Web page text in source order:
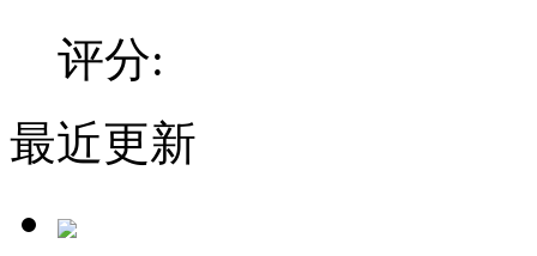
评分:
最近更新